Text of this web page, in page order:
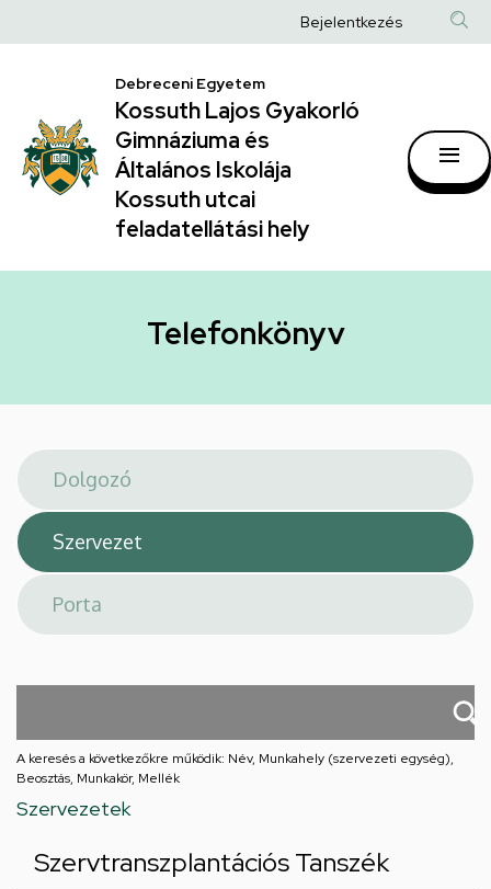
|
Kossuth
Lajos
Gyakorló
Gimnáziuma
Általános
hely
a
Anonim
fiók
Bejelentkezés
Debreceni Egyetem
Kossuth Lajos Gyakorló
Gimnáziuma és
Általános Iskolája
Kossuth utcai
feladatellátási hely
Telefonkönyv
A keresés a következőkre működik: Név, Munkahely (szervezeti egység),
Beosztás, Munkakör, Mellék
Szervezetek
Szervtranszplantációs Tanszék